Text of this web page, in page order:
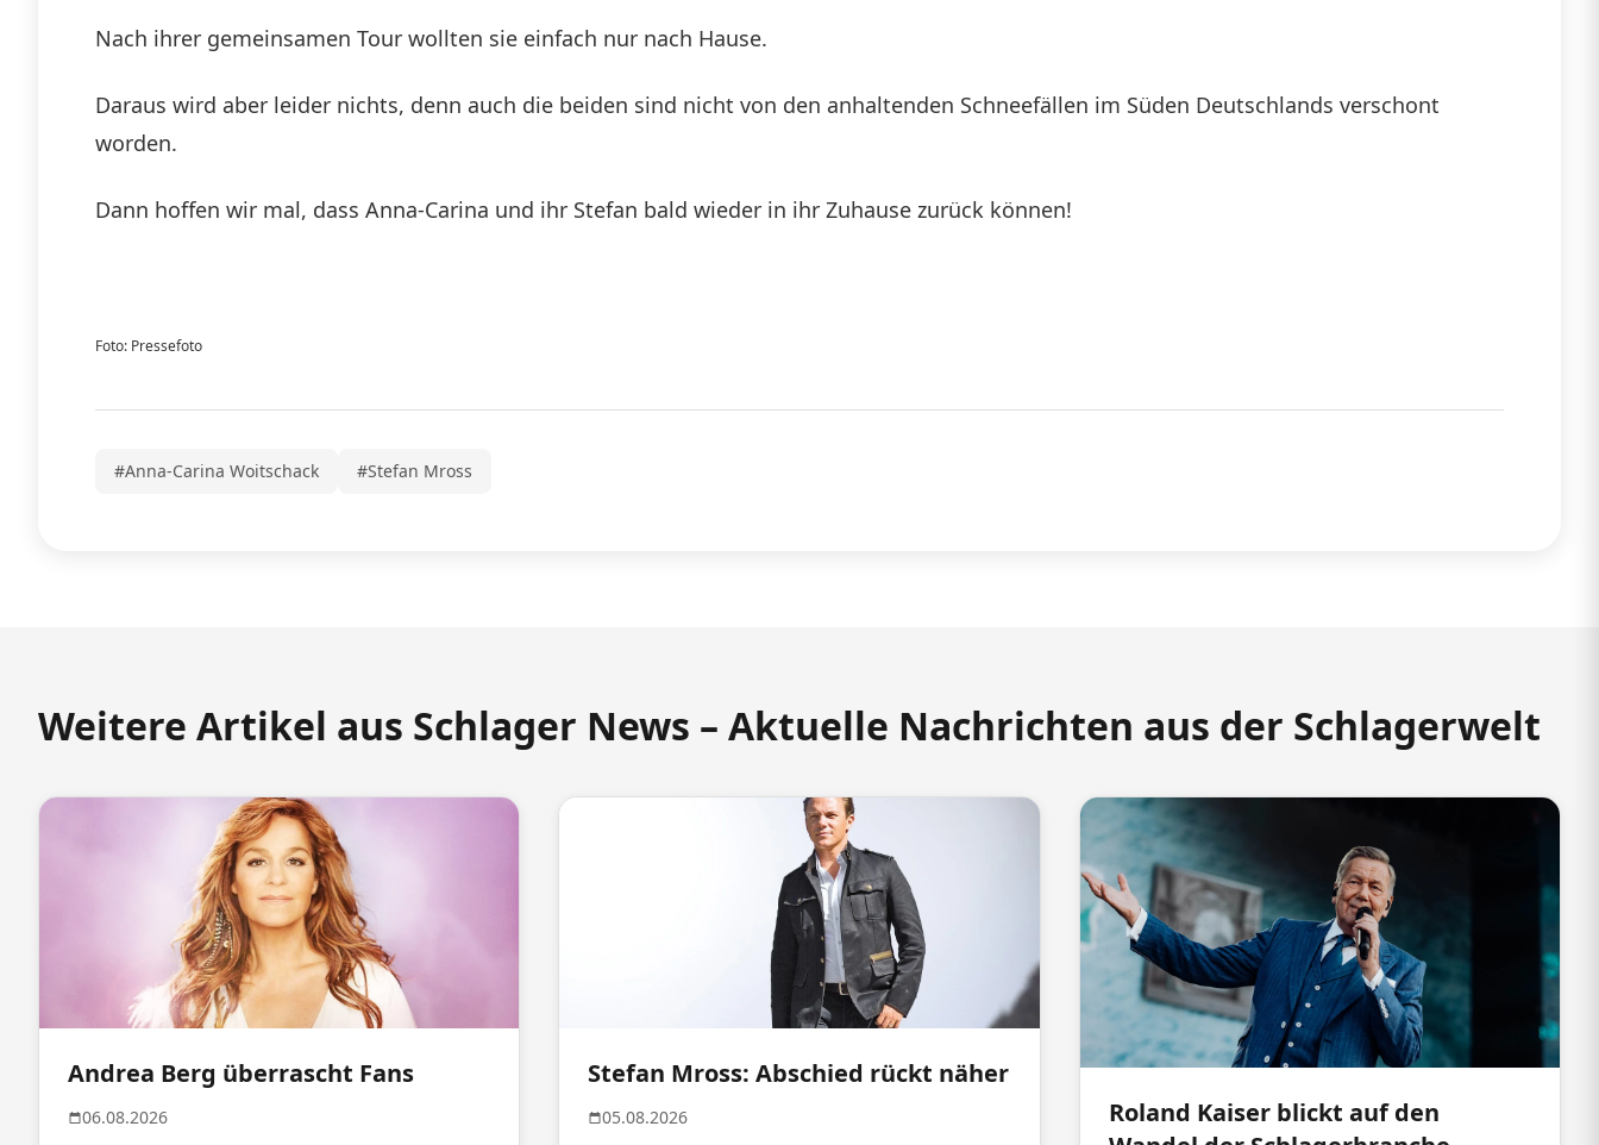
Nach ihrer gemeinsamen Tour wollten sie einfach nur nach Hause.
Daraus wird aber leider nichts, denn auch die beiden sind nicht von den anhaltenden Schneefällen im Süden Deutschlands verschont
worden.
Dann hoffen wir mal, dass Anna-Carina und ihr Stefan bald wieder in ihr Zuhause zurück können!
Foto: Pressefoto
#Anna-Carina Woitschack #Stefan Mross
Weitere Artikel aus Schlager News – Aktuelle Nachrichten aus der Schlagerwelt
Andrea Berg überrascht Fans
06.08.2026
Stefan Mross: Abschied rückt näher
05.08.2026
Roland Kaiser blickt auf den